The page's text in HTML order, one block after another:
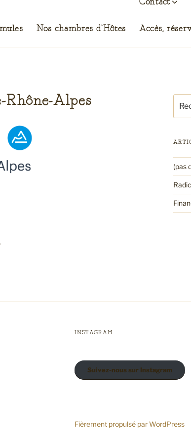
RESTAURANT
du champNos chambres d’Hôtes
Contact
Accès,
Rhône-Alpes
pour
:
(pas
INSTAGRAM
Suivez-nous sur Instagram
Fièrement propulsé par WordPress